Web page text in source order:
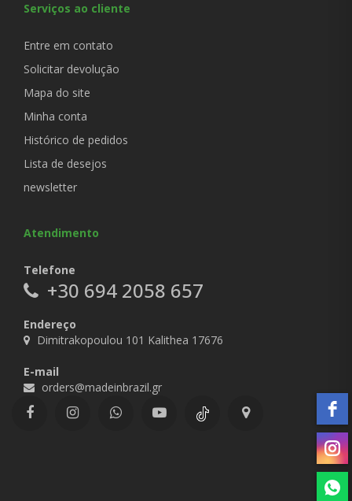
Serviços ao cliente
Entre em contato
Solicitar devolução
Mapa do site
Minha conta
Histórico de pedidos
Lista de desejos
newsletter
Atendimento
Telefone
+30 694 2058 657
Endereço
Dimitrakopoulou 101 Kalithea 17676
E-mail
orders@madeinbrazil.gr